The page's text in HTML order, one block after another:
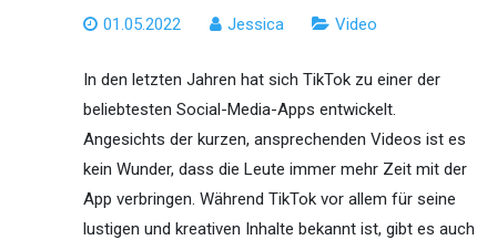
01.05.2022 Jessica Video
In den letzten Jahren hat sich TikTok zu einer der
beliebtesten Social-Media-Apps entwickelt.
Angesichts der kurzen, ansprechenden Videos ist es
kein Wunder, dass die Leute immer mehr Zeit mit der
App verbringen. Während TikTok vor allem für seine
lustigen und kreativen Inhalte bekannt ist, gibt es auch